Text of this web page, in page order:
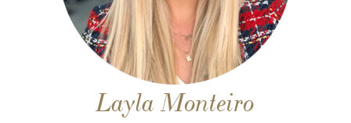
Layla Monteiro